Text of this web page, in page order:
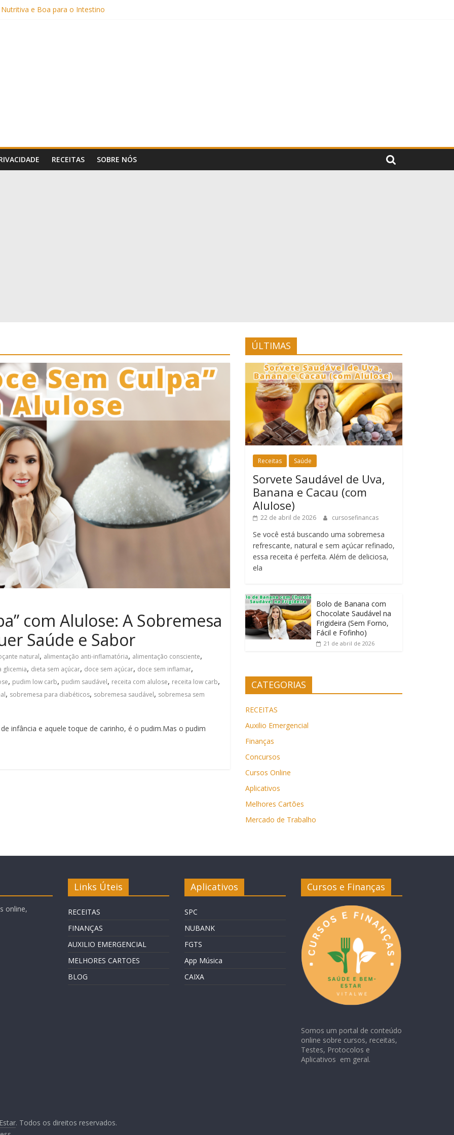
e Boa para o Intestino
(Sem Forno, Fácil e Fofinho)
Receita Prática e Deliciosa
RECEITAS SOBRE NÓS
com Alulose: A Sobremesa
Saúde e Sabor
natural, alimentação anti-inflamatória, alimentação consciente,
glicemia, dieta sem açúcar, doce sem açúcar, doce sem inflamar,
, pudim low carb, pudim saudável, receita com alulose, receita low carb,
, sobremesa para diabéticos, sobremesa saudável, sobremesa sem
infância e aquele toque de carinho, é o pudim.Mas o pudim
ÚLTIMAS
Receitas Saúde
Sorvete Saudável de Uva,
Banana e Cacau (com
Alulose)
22 de abril de 2026 cursosefinancas
Se você está buscando uma sobremesa
refrescante, natural e sem açúcar refinado,
essa receita é perfeita. Além de deliciosa,
ela
Bolo de Banana com
Chocolate Saudável na
Frigideira (Sem Forno,
Fácil e Fofinho)
21 de abril de 2026
CATEGORIAS
RECEITAS
Auxilio Emergencial
Finanças
Concursos
Cursos Online
Aplicativos
Melhores Cartões
Mercado de Trabalho
online,
Links Úteis
RECEITAS
FINANÇAS
AUXILIO EMERGENCIAL
MELHORES CARTOES
BLOG
Aplicativos
SPC
NUBANK
FGTS
App Música
CAIXA
Cursos e Finanças
Somos um portal de conteúdo
online sobre cursos, receitas,
Testes, Protocolos e
Aplicativos em geral.
. Todos os direitos reservados.